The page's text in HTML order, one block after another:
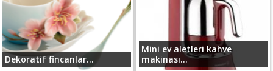
Dekoratif fincanlar...
Mini ev aletleri kahve
makinası...